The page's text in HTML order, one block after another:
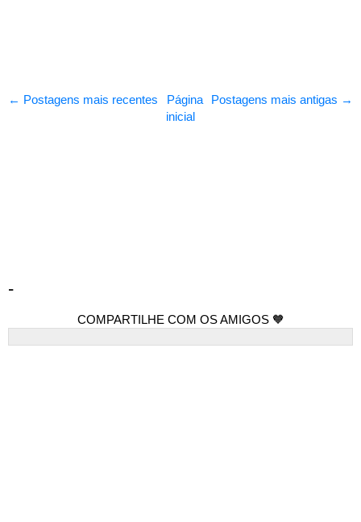
← Postagens mais recentes Postagens mais antigas →
Página
inicial
-
COMPARTILHE COM OS AMIGOS 🧡